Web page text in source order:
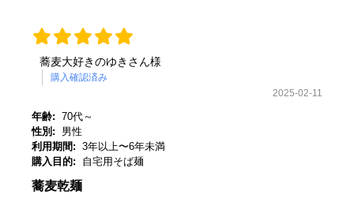
蕎麦大好きのゆきさん様
購入確認済み
2025-02-11
年齢: 70代～
性別:
男性
利用期間: 3年以上〜6年未満
購入目的:
自宅用そば麺
蕎麦乾麺